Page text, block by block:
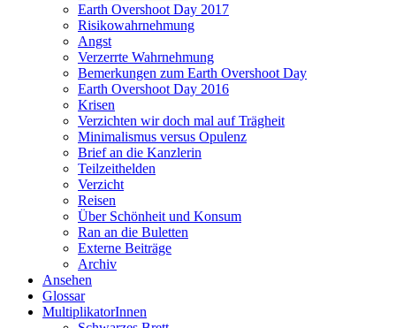
Earth Overshoot Day 2017
Risikowahrnehmung
Angst
Verzerrte Wahrnehmung
Bemerkungen zum Earth Overshoot Day
Earth Overshoot Day 2016
Krisen
Verzichten wir doch mal auf Trägheit
Minimalismus versus Opulenz
Brief an die Kanzlerin
Teilzeithelden
Verzicht
Reisen
Über Schönheit und Konsum
Ran an die Buletten
Externe Beiträge
Archiv
Ansehen
Glossar
MultiplikatorInnen